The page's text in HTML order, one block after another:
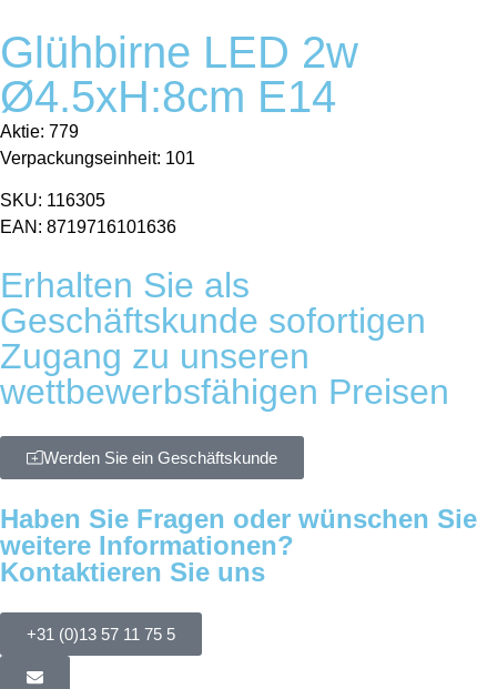
Glühbirne LED 2w
Ø4.5xH:8cm E14
Aktie: 779
Verpackungseinheit: 101
SKU: 116305
EAN: 8719716101636
Erhalten Sie als
Geschäftskunde sofortigen
Zugang zu unseren
wettbewerbsfähigen Preisen
Werden Sie ein Geschäftskunde
Haben Sie Fragen oder wünschen Sie
weitere Informationen?
Kontaktieren Sie uns
+31 (0)13 57 11 75 5